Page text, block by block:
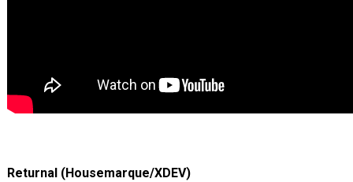
Returnal (Housemarque/XDEV)